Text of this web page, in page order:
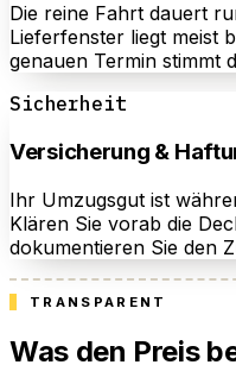
Die reine Fahrt dauert
Lieferfenster liegt meist
genauen Termin stimmt
Sicherheit
Versicherung &
Ihr Umzugsgut ist
Klären Sie vorab die
dokumentieren Sie den
TRANSPARENT
Was den Preis